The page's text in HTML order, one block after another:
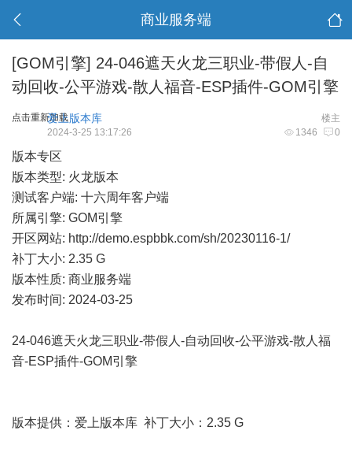
商业服务端
[GOM引擎] 24-046遮天火龙三职业-带假人-自
动回收-公平游戏-散人福音-ESP插件-GOM引擎
点击重新加载 楼主
爱上版本库
1346 0
2024-3-25 13:17:26
版本专区
版本类型: 火龙版本
测试客户端: 十六周年客户端
所属引擎: GOM引擎
开区网站: http://demo.espbbk.com/sh/20230116-1/
补丁大小: 2.35 G
版本性质: 商业服务端
发布时间: 2024-03-25
24-046遮天火龙三职业-带假人-自动回收-公平游戏-散人福
音-ESP插件-GOM引擎
版本提供：爱上版本库 补丁大小：2.35 G